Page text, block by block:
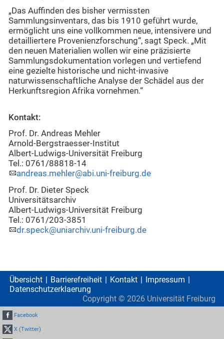
„Das Auffinden des bisher vermissten
Sammlungsinventars, das bis 1910 geführt wurde,
ermöglicht uns eine vollkommen neue, intensivere und
detailliertere Provenienzforschung“, sagt Speck. „Mit
den neuen Materialien wollen wir eine präzisierte
Sammlungsdokumentation vorlegen und vertiefend
eine gezielte historische und nicht-invasive
naturwissenschaftliche Analyse der Schädel aus der
Herkunftsregion Afrika vornehmen.“
Kontakt:
Prof. Dr. Andreas Mehler
Arnold-Bergstraesser-Institut
Albert-Ludwigs-Universität Freiburg
Tel.: 0761/88818-14
andreas.mehler@abi.uni-freiburg.de
Prof. Dr. Dieter Speck
Universitätsarchiv
Albert-Ludwigs-Universität Freiburg
Tel.: 0761/203-3851
dr.speck@uniarchiv.uni-freiburg.de
Übersicht Barrierefreiheit Kontakt
Impressum
Datenschutzerklaerung
Copyright © 2026 Universität Freiburg
Facebook
X (Twitter)